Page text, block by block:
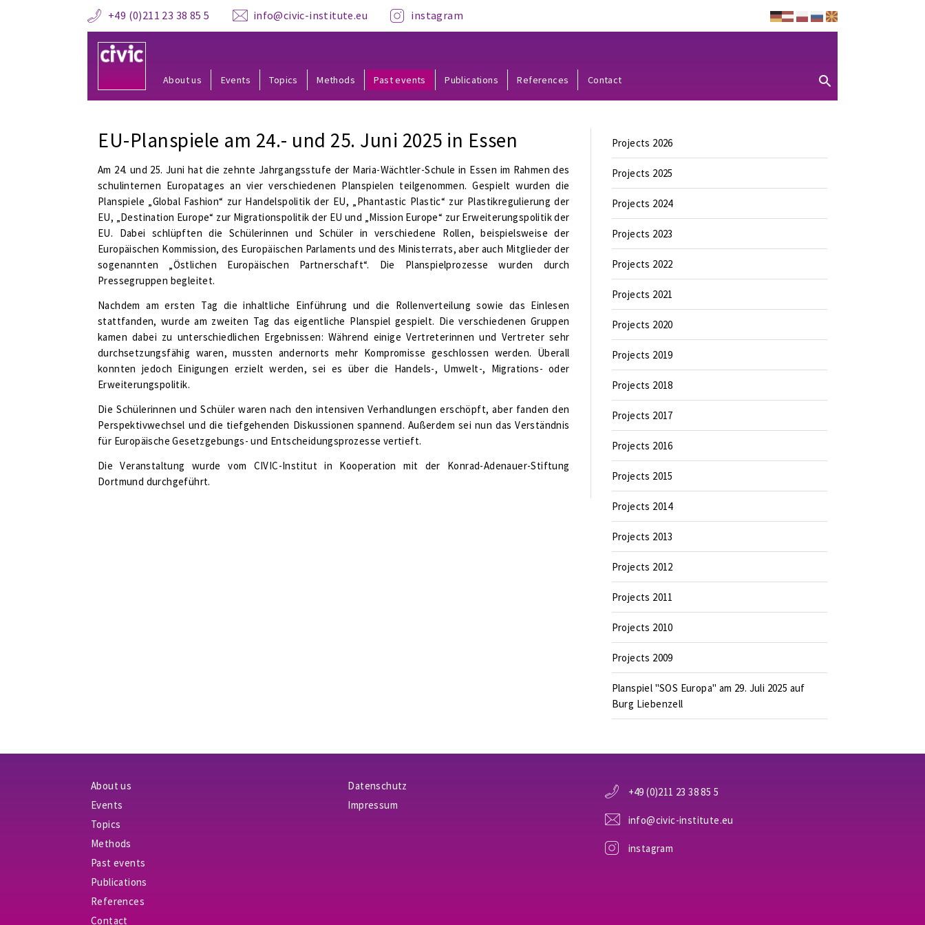
+49 (0)211 23 38 85 5 info@civic-institute.eu instagram
About us Events Topics Methods Past events Publications References Contact
EU-Planspiele am 24.- und 25. Juni 2025 in Essen
Am 24. und 25. Juni hat die zehnte Jahrgangsstufe der Maria-Wächtler-Schule in Essen im Rahmen des
schulinternen Europatages an vier verschiedenen Planspielen teilgenommen. Gespielt wurden die
Planspiele „Global Fashion“ zur Handelspolitik der EU, „Phantastic Plastic“ zur Plastikregulierung der
EU, „Destination Europe“ zur Migrationspolitik der EU und „Mission Europe“ zur Erweiterungspolitik der
EU. Dabei schlüpften die Schülerinnen und Schüler in verschiedene Rollen, beispielsweise der
Europäischen Kommission, des Europäischen Parlaments und des Ministerrats, aber auch Mitglieder der
sogenannten „Östlichen Europäischen Partnerschaft“. Die Planspielprozesse wurden durch
Pressegruppen begleitet.
Nachdem am ersten Tag die inhaltliche Einführung und die Rollenverteilung sowie das Einlesen
stattfanden, wurde am zweiten Tag das eigentliche Planspiel gespielt. Die verschiedenen Gruppen
kamen dabei zu unterschiedlichen Ergebnissen: Während einige Vertreterinnen und Vertreter sehr
durchsetzungsfähig waren, mussten andernorts mehr Kompromisse geschlossen werden. Überall
konnten jedoch Einigungen erzielt werden, sei es über die Handels-, Umwelt-, Migrations- oder
Erweiterungspolitik.
Die Schülerinnen und Schüler waren nach den intensiven Verhandlungen erschöpft, aber fanden den
Perspektivwechsel und die tiefgehenden Diskussionen spannend. Außerdem sei nun das Verständnis
für Europäische Gesetzgebungs- und Entscheidungsprozesse vertieft.
Die Veranstaltung wurde vom CIVIC-Institut in Kooperation mit der Konrad-Adenauer-Stiftung
Dortmund durchgeführt.
Projects 2026
Projects 2025
Projects 2024
Projects 2023
Projects 2022
Projects 2021
Projects 2020
Projects 2019
Projects 2018
Projects 2017
Projects 2016
Projects 2015
Projects 2014
Projects 2013
Projects 2012
Projects 2011
Projects 2010
Projects 2009
Planspiel "SOS Europa" am 29. Juli 2025 auf
Burg Liebenzell
About us
Events
Topics
Methods
Past events
Publications
References
Contact
Datenschutz
Impressum
+49 (0)211 23 38 85 5
info@civic-institute.eu
instagram